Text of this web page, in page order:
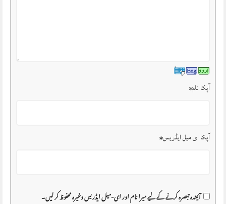
آپکا نام*
آپکا ای میل ایڈریس*
آئیندہ تبصرہ کرنے کے لیے میرا نام اور ای-میل ایڈریس وغیرہ محفوظ کر لیں۔